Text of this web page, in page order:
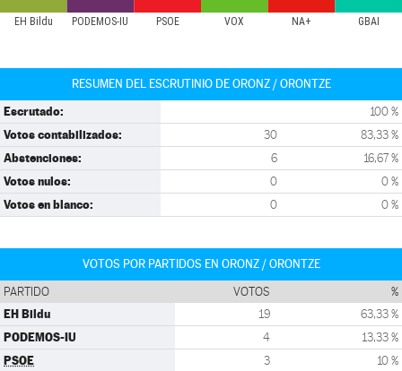
EH Bildu PODEMOS-IU PSOE VOX NA+ GBAI
RESUMEN DEL ESCRUTINIO DE ORONZ / ORONTZE
Escrutado: 100 %
Votos contabilizados: 30 83,33 %
Abstenciones: 6 16,67 %
Votos nulos: 0 0 %
Votos en blanco: 0 0 %
VOTOS POR PARTIDOS EN ORONZ / ORONTZE
PARTIDO VOTOS %
EH Bildu 19 63,33 %
PODEMOS-IU 4 13,33 %
PSOE 3 10 %